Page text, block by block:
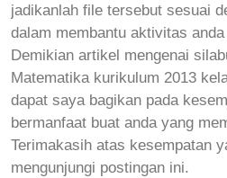
jadikanlah file tersebut sesuai
dalam membantu aktivitas
Demikian artikel mengenai
Matematika kurikulum 2013
dapat saya bagikan pada
bermanfaat buat anda yang
Terimakasih atas kesempatan
mengunjungi postingan ini.